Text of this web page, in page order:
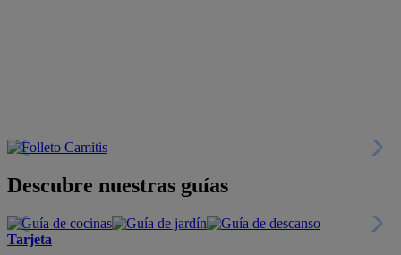
Descubre nuestras guías
Tarjeta